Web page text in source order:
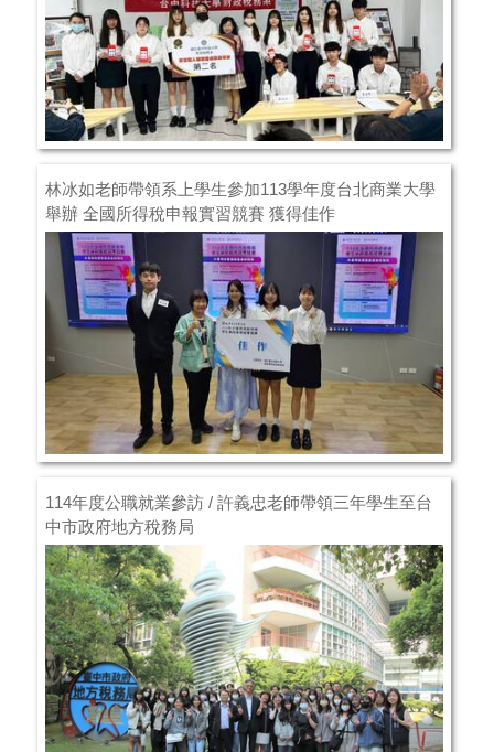
林冰如老師帶領系上學生參加113學年度台北商業大學
舉辦 全國所得稅申報實習競賽 獲得佳作
114年度公職就業參訪 / 許義忠老師帶領三年學生至台
中市政府地方稅務局